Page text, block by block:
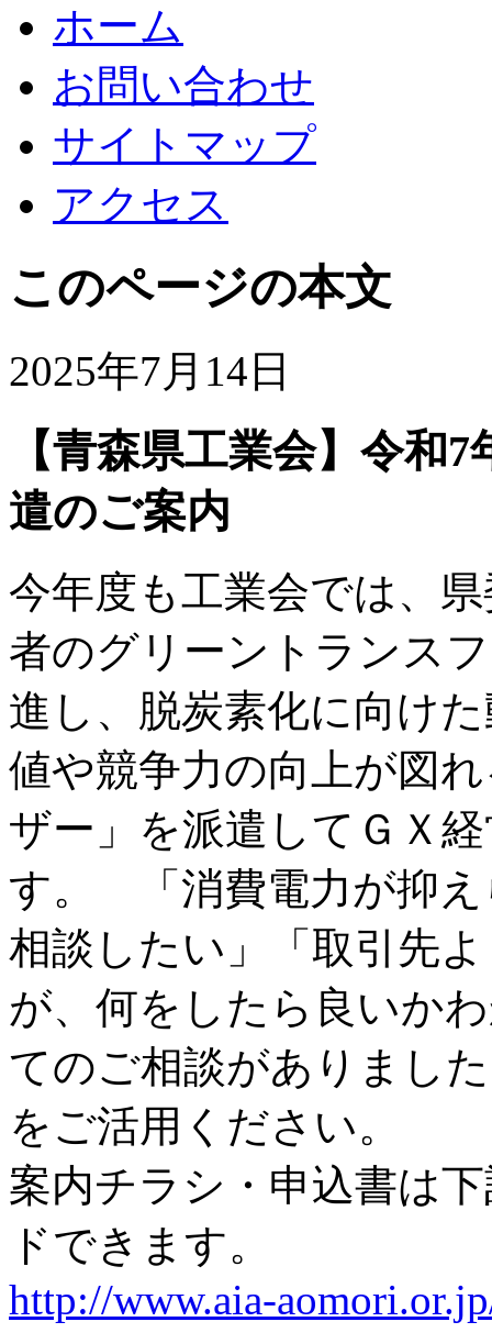
ホーム
お問い合わせ
サイトマップ
アクセス
このページの本文
2025年7月14日
【青森県工業会】令和
遣のご案内
今年度も工業会では、
者のグリーントランス
進し、脱炭素化に向け
値や競争力の向上が図
ザー」を派遣してＧＸ
す。 「消費電力が抑え
相談したい」「取引先
が、何をしたら良いか
てのご相談がありまし
をご活用ください。
案内チラシ・申込書は
ドできます。
http://www.aia-